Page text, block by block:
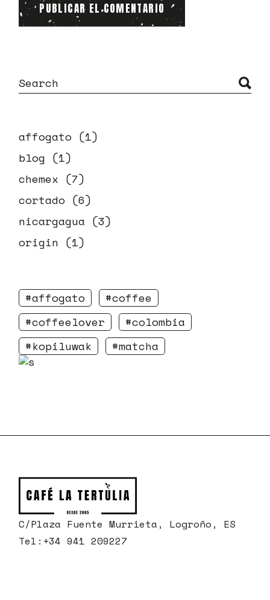
PUBLICAR EL COMENTARIO
affogato (1)
blog (1)
chemex (7)
cortado (6)
nicargagua (3)
origin (1)
affogato
coffee
coffeelover
colombia
kopiluwak
matcha
C/Plaza Fuente Murrieta, Logroño, ES
Tel: +34 941 209227